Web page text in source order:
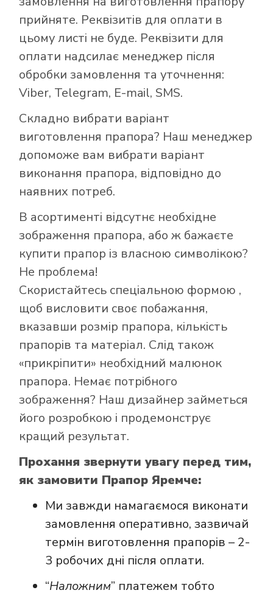
прийняте. Реквізитів для оплати в
цьому листі не буде. Реквізити для
оплати надсилає менеджер після
обробки замовлення та уточнення:
Viber, Telegram, E-mail, SMS.
Складно вибрати варіант
виготовлення прапора? Наш менеджер
допоможе вам вибрати варіант
виконання прапора, відповідно до
наявних потреб.
В асортименті відсутнє необхідне
зображення прапора, або ж бажаєте
купити прапор із власною символікою?
Не проблема!
Скористайтесь спеціальною формою ,
щоб висловити своє побажання,
вказавши розмір прапора, кількість
прапорів та матеріал. Слід також
«прикріпити» необхідний малюнок
прапора. Немає потрібного
зображення? Наш дизайнер займеться
його розробкою і продемонструє
кращий результат.
Прохання звернути увагу перед тим,
як замовити Прапор Яремче:
Ми завжди намагаємося виконати
замовлення оперативно, зазвичай
термін виготовлення прапорів – 2-
3 робочих дні після оплати.
“Наложним” платежем тобто
Як купити прапор
в інтернет-
магазині Лакор: